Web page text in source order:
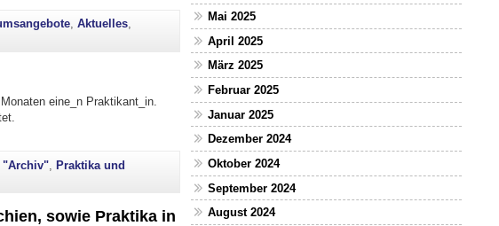
,Aktuelles,
eine_n Praktikant_in.
"Archiv"
Praktika und
sowie Praktika in
Mai 2025
April 2025
März 2025
Februar 2025
Januar 2025
Dezember 2024
Oktober 2024
September 2024
August 2024